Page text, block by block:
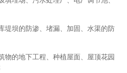
堤坝的防渗、堵漏、加固、水渠的防
物的地下工程、种植屋面、屋顶花园